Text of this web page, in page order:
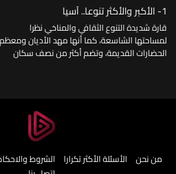
1- الأكبر والأكثر تنوعا.. آسيا
قارة شديدة التنوع الثقافي والمناخي نظرا
لمساحتها الشاسعة، كما أنها مهد الأديان ومعظم
الحضارات القديمة، وتضم أكثر من نصف سكان
من نحن الأسئلة الأكثر تكرارا الشروط